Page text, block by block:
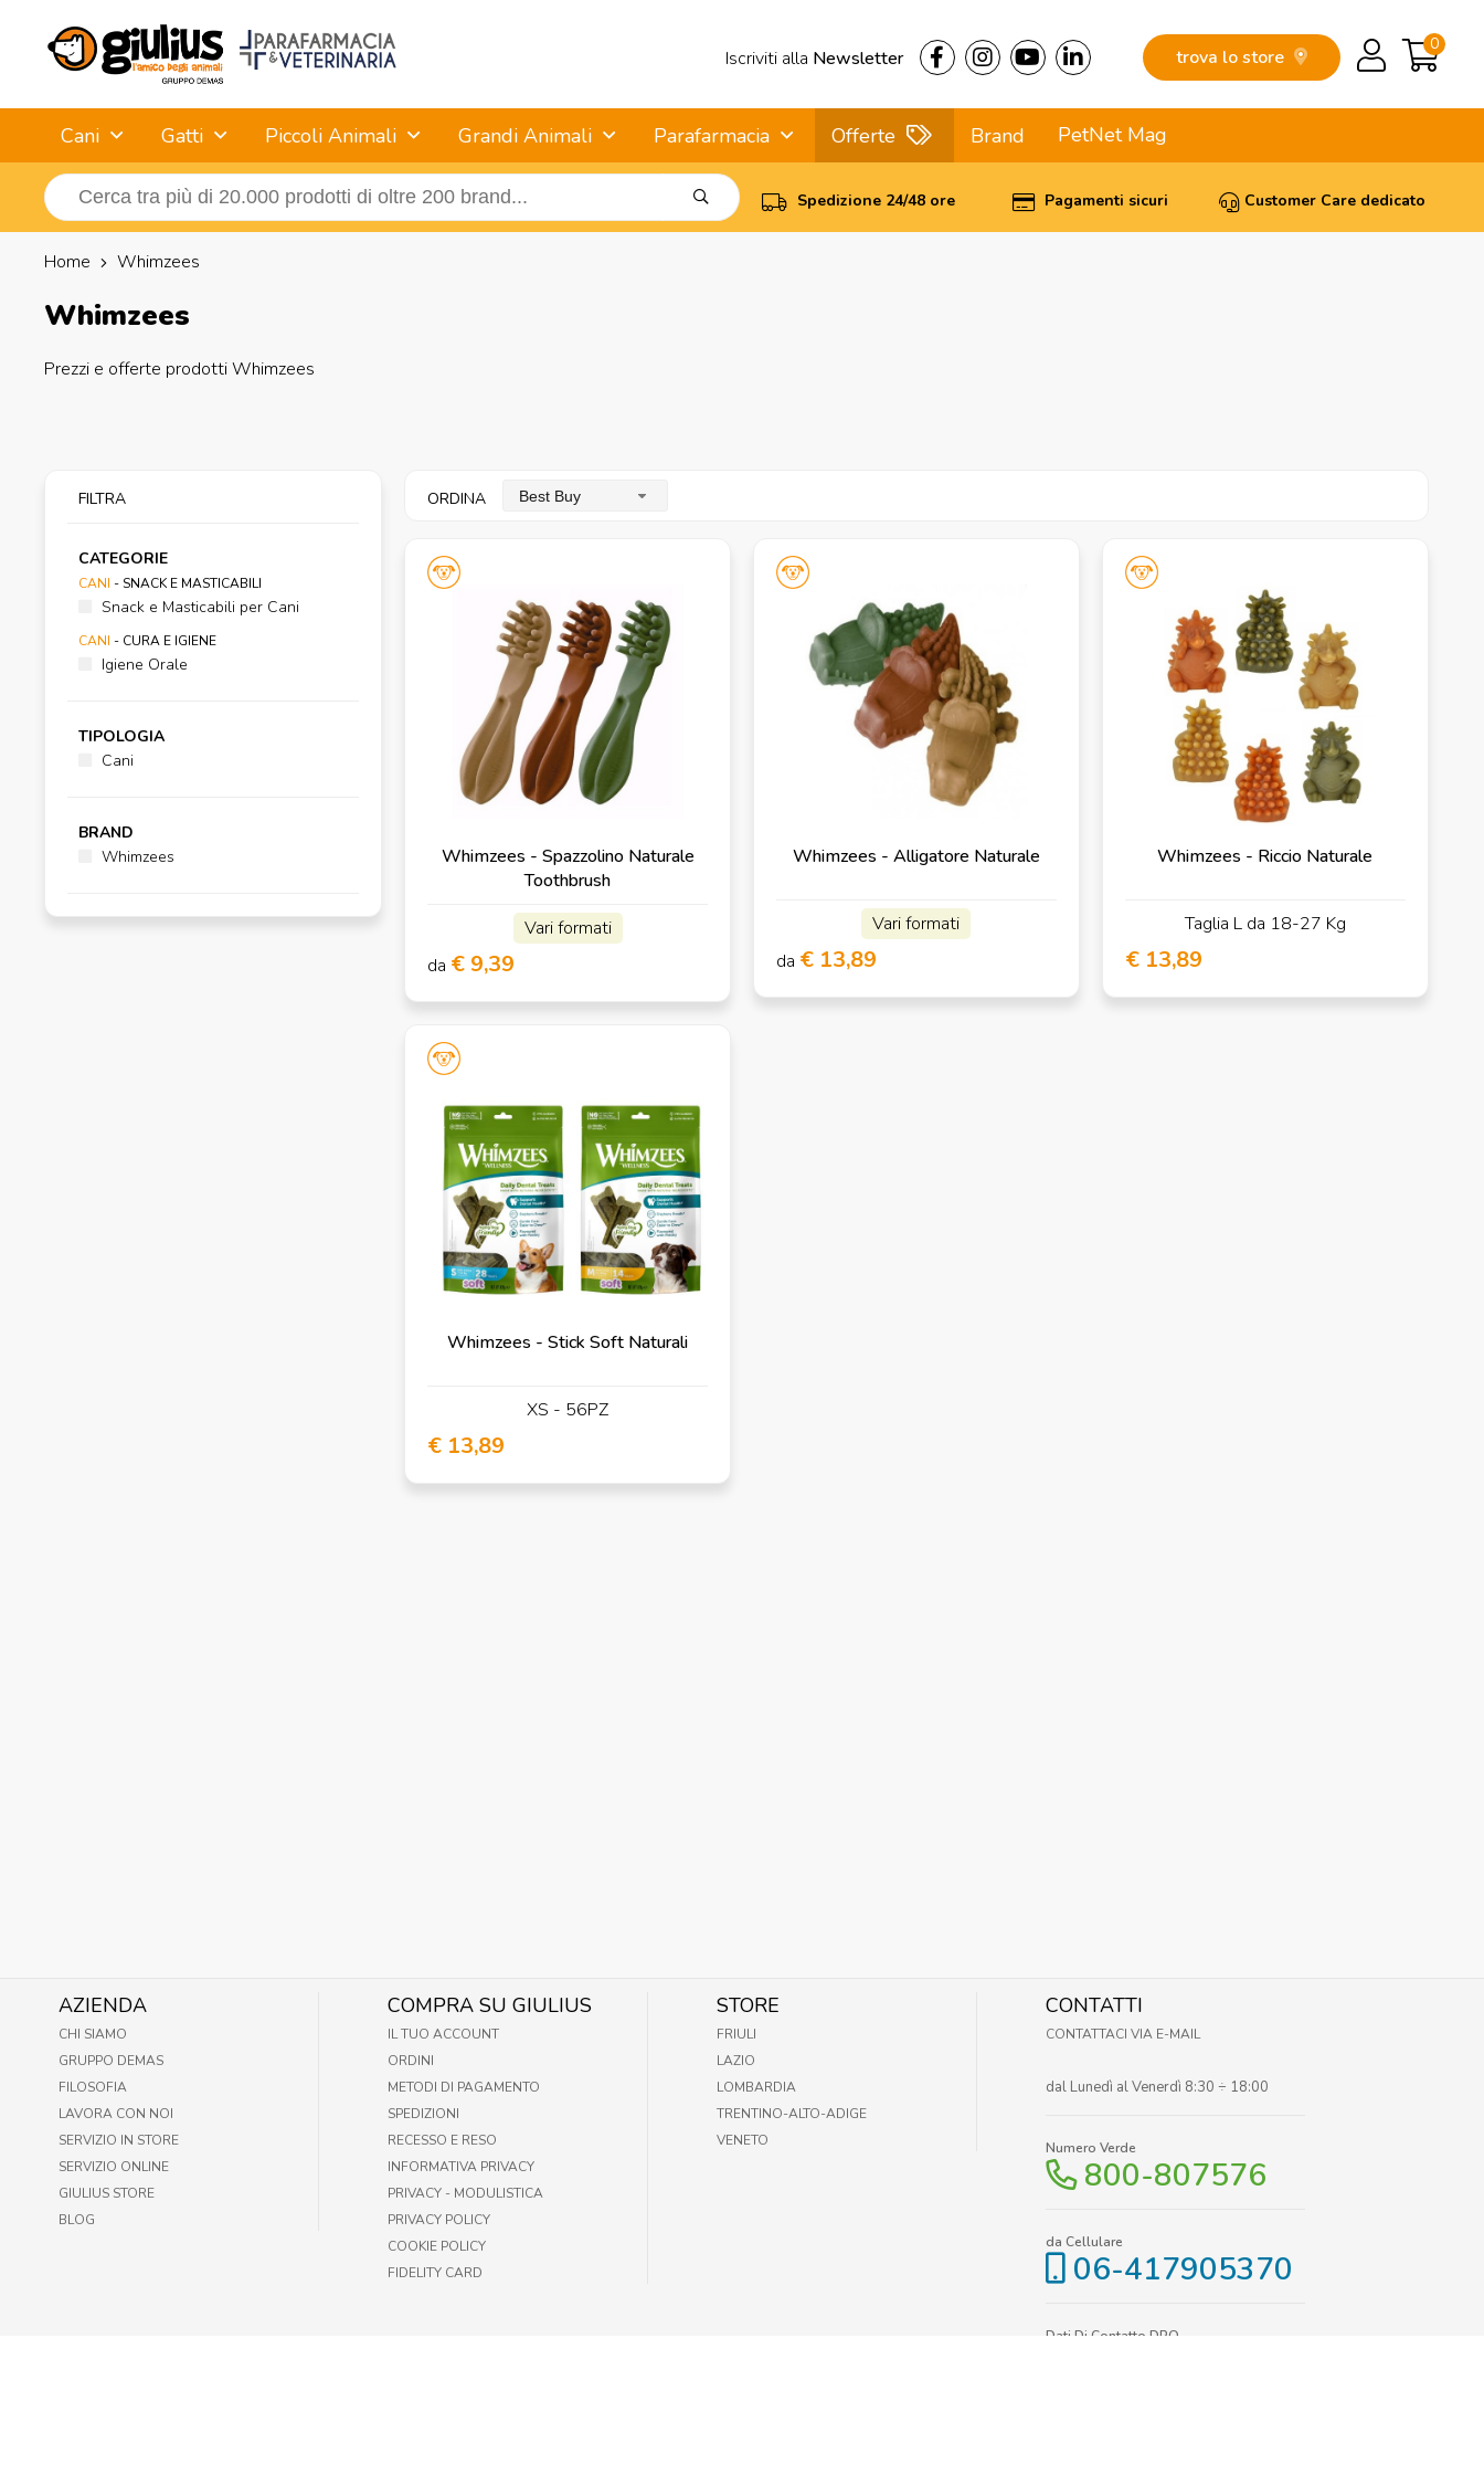
Iscriviti alla Newsletter trova lo store
0
Cani Gatti Piccoli Animali Grandi Animali Parafarmacia Offerte Brand PetNet Mag
Spedizione 24/48 ore Pagamenti sicuri Customer Care dedicato
Home Whimzees
Whimzees
Prezzi e offerte prodotti Whimzees
FILTRA
CATEGORIE
CANI - SNACK E MASTICABILI
Snack e Masticabili per Cani
CANI - CURA E IGIENE
Igiene Orale
TIPOLOGIA
Cani
BRAND
Whimzees
ORDINA Best Buy
Whimzees - Spazzolino Naturale
Toothbrush
Vari formati
da € 9,39
Whimzees - Alligatore Naturale
Vari formati
da € 13,89
Whimzees - Riccio Naturale
Taglia L da 18-27 Kg
€ 13,89
Whimzees - Stick Soft Naturali
XS - 56PZ
€ 13,89
AZIENDA
CHI SIAMO
GRUPPO DEMAS
FILOSOFIA
LAVORA CON NOI
SERVIZIO IN STORE
SERVIZIO ONLINE
GIULIUS STORE
BLOG
COMPRA SU GIULIUS
IL TUO ACCOUNT
ORDINI
METODI DI PAGAMENTO
SPEDIZIONI
RECESSO E RESO
INFORMATIVA PRIVACY
PRIVACY - MODULISTICA
PRIVACY POLICY
COOKIE POLICY
FIDELITY CARD
STORE
FRIULI
LAZIO
LOMBARDIA
TRENTINO-ALTO-ADIGE
VENETO
CONTATTI
CONTATTACI VIA E-MAIL
dal Lunedì al Venerdì 8:30 ÷ 18:00
Numero Verde
800-807576
da Cellulare
06-417905370
Dati Di Contatto DPO